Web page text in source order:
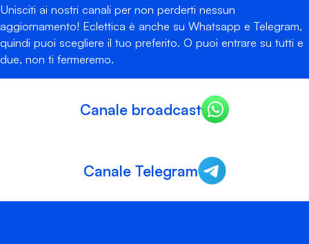
Unisciti ai nostri canali per non perderti nessun
aggiornamento! Eclettica è anche su Whatsapp e Telegram,
quindi puoi scegliere il tuo preferito. O puoi entrare su tutti e
due, non ti fermeremo.
Canale broadcast
Canale Telegram